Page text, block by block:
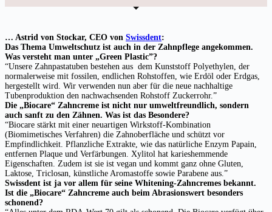
… Astrid von Stockar, CEO von Swissdent:
Das Thema Umweltschutz ist auch in der Zahnpflege angekommen.
Was versteht man unter „Green Plastic”?
“Unsere Zahnpastatuben bestehen aus dem Kunststoff Polyethylen, der
normalerweise mit fossilen, endlichen Rohstoffen, wie Erdöl oder Erdgas,
hergestellt wird. Wir verwenden nun aber für die neue nachhaltige
Tubenproduktion den nachwachsenden Rohstoff Zuckerrohr.”
Die „Biocare“ Zahncreme ist nicht nur umweltfreundlich, sondern
auch sanft zu den Zähnen. Was ist das Besondere?
“Biocare stärkt mit einer neuartigen Wirkstoff-Kombination
(Biomimetisches Verfahren) die Zahnoberfläche und schützt vor
Empfindlichkeit. Pflanzliche Extrakte, wie das natürliche Enzym Papain,
entfernen Plaque und Verfärbungen. Xylitol hat karieshemmende
Eigenschaften. Zudem ist sie ist vegan und kommt ganz ohne Gluten,
Laktose, Triclosan, künstliche Aromastoffe sowie Parabene aus.”
Swissdent ist ja vor allem für seine Whitening-Zahncremes bekannt.
Ist die „Biocare“ Zahncreme auch beim Abrasionswert besonders
schonend?